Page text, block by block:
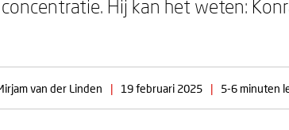
Hij kan het weten:
van der Linden | 19 februari 2025 | 5-6 minuten